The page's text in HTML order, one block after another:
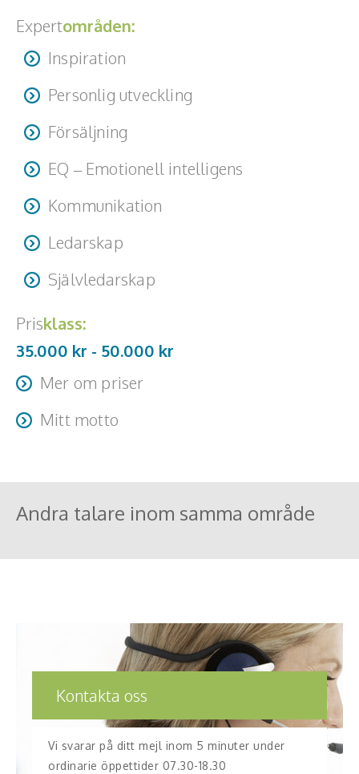
Expertområden:
Inspiration
Personlig utveckling
Försäljning
EQ – Emotionell intelligens
Kommunikation
Ledarskap
Självledarskap
Prisklass:
35.000 kr - 50.000 kr
Mer om priser
Priset varierar beroende på uppdraget längd och
omfattning. Resa + logi tillkommer
Mitt motto
Andra talare inom samma område
Kontakta oss
Vi svarar på ditt mejl inom 5 minuter under
ordinarie öppettider 07.30-18.30